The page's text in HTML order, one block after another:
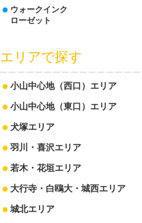
ウォークインク
ローゼット
エリアで探す
小山中心地（西口）エリア
小山中心地（東口）エリア
犬塚エリア
羽川・喜沢エリア
若木・花垣エリア
大行寺・白鴎大・城西エリア
城北エリア